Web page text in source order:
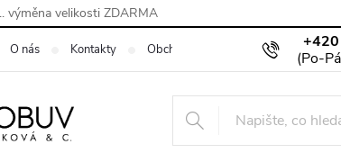
výměna velikosti ZDARMA
O nás Kontakty Obchodní podmínky